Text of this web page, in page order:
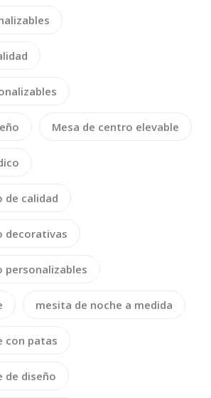
Mesa de centro elevable
de calidad
decorativas
personalizables
mesita de noche a medida
con patas
de diseño